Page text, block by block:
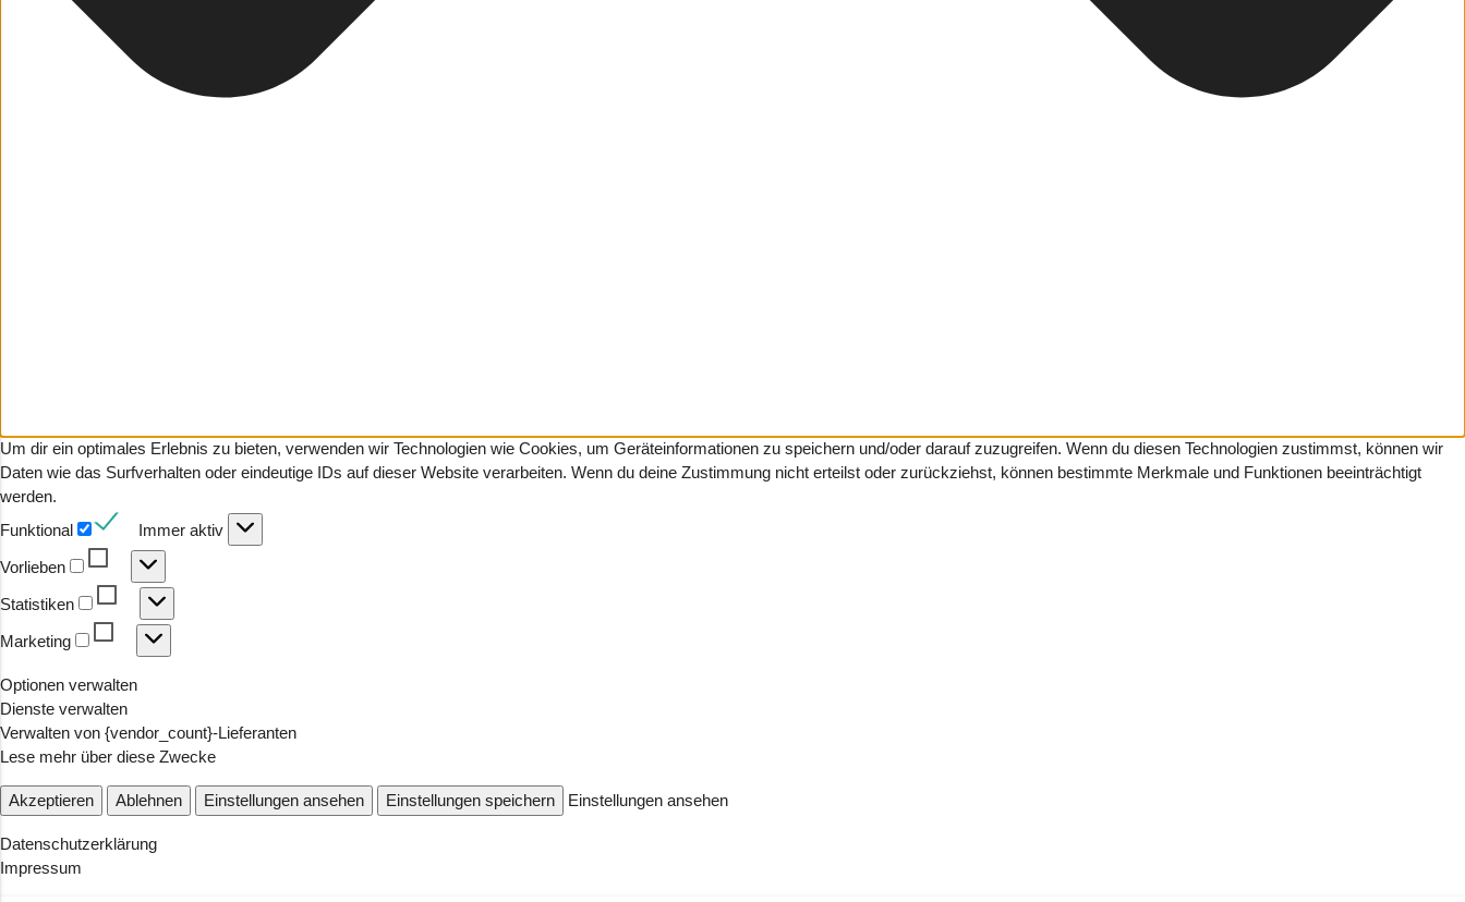
Um dir ein optimales Erlebnis zu bieten, verwenden wir Technologien wie Cookies, um Geräteinformationen zu speichern und/oder darauf zuzugreifen. Wenn du diesen Technologien zustimmst, können wir
Daten wie das Surfverhalten oder eindeutige IDs auf dieser Website verarbeiten. Wenn du deine Zustimmung nicht erteilst oder zurückziehst, können bestimmte Merkmale und Funktionen beeinträchtigt
werden.
Funktional
Funktional
Immer aktiv
Vorlieben
Vorlieben
Statistiken Statistiken
Marketing Marketing
Optionen verwalten
Dienste verwalten
Verwalten von {vendor_count}-Lieferanten
Lese mehr über diese Zwecke
Akzeptieren Ablehnen Einstellungen ansehen Einstellungen speichern Einstellungen ansehen
Datenschutzerklärung
Impressum